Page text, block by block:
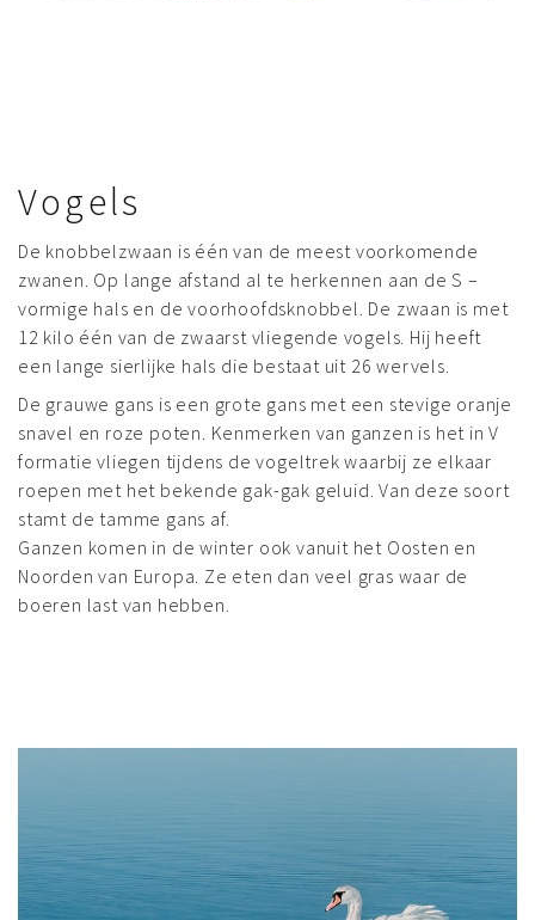
Vogels
De knobbelzwaan is één van de meest voorkomende
zwanen. Op lange afstand al te herkennen aan de S –
vormige hals en de voorhoofdsknobbel. De zwaan is met
12 kilo één van de zwaarst vliegende vogels. Hij heeft
een lange sierlijke hals die bestaat uit 26 wervels.
De grauwe gans is een grote gans met een stevige oranje
snavel en roze poten. Kenmerken van ganzen is het in V
formatie vliegen tijdens de vogeltrek waarbij ze elkaar
roepen met het bekende gak-gak geluid. Van deze soort
stamt de tamme gans af.
Ganzen komen in de winter ook vanuit het Oosten en
Noorden van Europa. Ze eten dan veel gras waar de
boeren last van hebben.